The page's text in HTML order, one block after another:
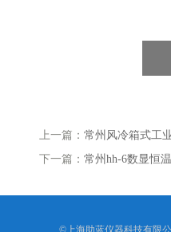
上一篇： 常州风冷箱式工
下一篇： 常州hh-6数显恒
©上海助蓝仪器科技有限